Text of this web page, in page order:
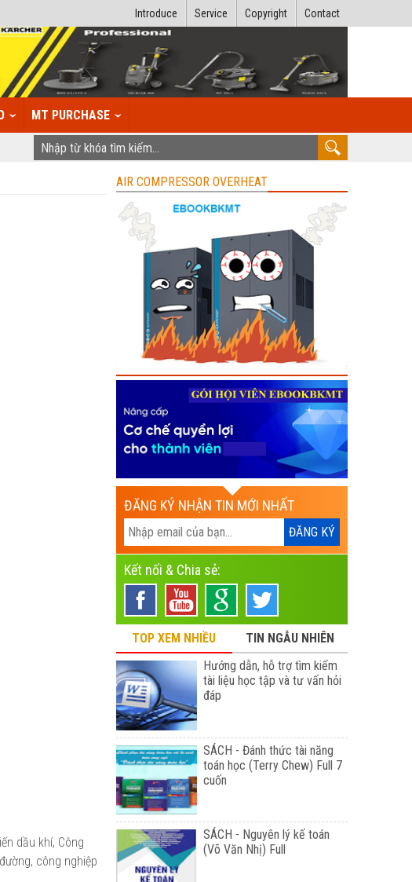
Contact
Copyright
Service
Introduce
MT PURCHASE
dầu khí, Công
công nghiệp
AIR COMPRESSOR OVERHEAT
ĐĂNG KÝ NHẬN TIN MỚI NHẤT
Kết nối & Chia sẻ:
TOP XEM NHIỀU
TIN NGẪU NHIÊN
Hướng dẫn, hỗ trợ tìm kiếm
tài liệu học tập và tư vấn hỏi
đáp
SÁCH - Đánh thức tài năng
toán học (Terry Chew) Full 7
cuốn
SÁCH - Nguyên lý kế toán
(Võ Văn Nhị) Full